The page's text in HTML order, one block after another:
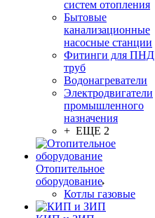
систем отопления
Бытовые
канализационные
насосные станции
Фитинги для ПНД
труб
Водонагреватели
Электродвигатели
промышленного
назначения
+ ЕЩЕ 2
Отопительное
оборудование
Котлы газовые